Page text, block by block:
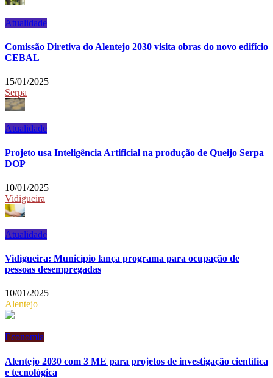
Atualidade
Comissão Diretiva do Alentejo 2030 visita obras do novo edifício
CEBAL
15/01/2025
Serpa
Atualidade
Projeto usa Inteligência Artificial na produção de Queijo Serpa
DOP
10/01/2025
Vidigueira
Atualidade
Vidigueira: Município lança programa para ocupação de
pessoas desempregadas
10/01/2025
Alentejo
Economia
Alentejo 2030 com 3 ME para projetos de investigação científica
e tecnológica